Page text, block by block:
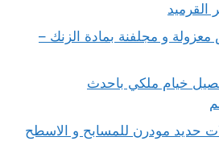
القرميد
و مجلفنة بمادة الزنك –
خيام ملكي باحدث
حديد مودرن للمسابح و الاسطح